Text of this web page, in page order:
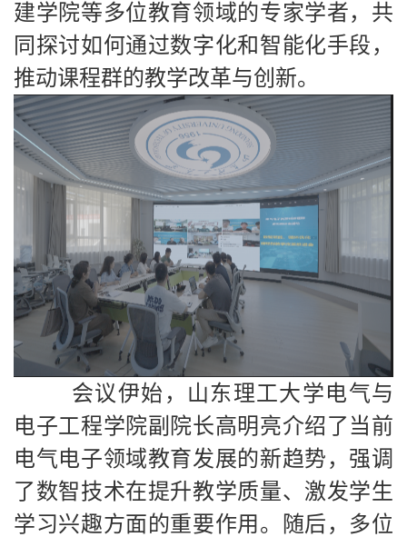
建学院等多位教育领域的专家学者，共
同探讨如何通过数字化和智能化手段，
推动课程群的教学改革与创新。
会议伊始，山东理工大学电气与
电子工程学院副院长高明亮介绍了当前
电气电子领域教育发展的新趋势，强调
了数智技术在提升教学质量、激发学生
学习兴趣方面的重要作用。随后，多位